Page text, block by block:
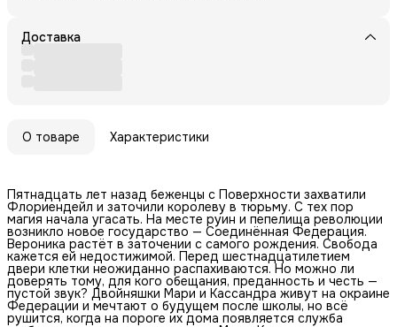
Доставка
О товаре Характеристики
Пятнадцать лет назад беженцы с Поверхности захватили
Флориендейл и заточили королеву в тюрьму. С тех пор
магия начала угасать. На месте руин и пепелища революции
возникло новое государство — Соединённая Федерация.
Вероника растёт в заточении с самого рождения. Свобода
кажется ей недостижимой. Перед шестнадцатилетием
двери клетки неожиданно распахиваются. Но можно ли
доверять тому, для кого обещания, преданность и честь —
пустой звук? Двойняшки Мари и Кассандра живут на окраине
Федерации и мечтают о будущем после школы, но всё
рушится, когда на пороге их дома появляется служба